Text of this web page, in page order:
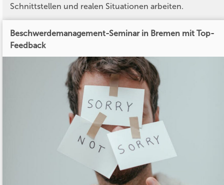
Schnittstellen und realen Situationen arbeiten.
Beschwerdemanagement-Seminar in Bremen mit Top-
Feedback